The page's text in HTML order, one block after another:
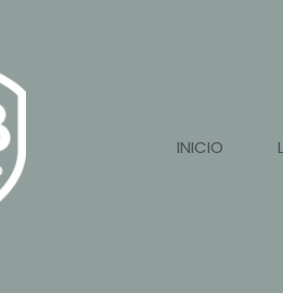
INICIO